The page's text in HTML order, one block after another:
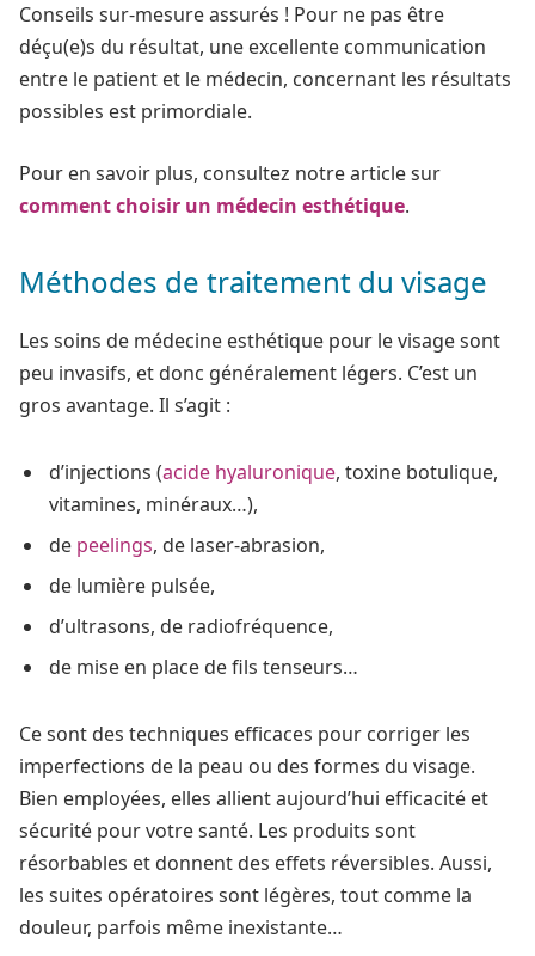
Conseils sur-mesure assurés ! Pour ne pas être
déçu(e)s du résultat, une excellente communication
entre le patient et le médecin, concernant les résultats
possibles est primordiale.
Pour en savoir plus, consultez notre article sur
comment choisir un médecin esthétique.
Méthodes de traitement du visage
Les soins de médecine esthétique pour le visage sont
peu invasifs, et donc généralement légers. C’est un
gros avantage. Il s’agit :
d’injections (acide hyaluronique, toxine botulique,
vitamines, minéraux…),
de peelings, de laser-abrasion,
de lumière pulsée,
d’ultrasons, de radiofréquence,
de mise en place de fils tenseurs…
Ce sont des techniques efficaces pour corriger les
imperfections de la peau ou des formes du visage.
Bien employées, elles allient aujourd’hui efficacité et
sécurité pour votre santé. Les produits sont
résorbables et donnent des effets réversibles. Aussi,
les suites opératoires sont légères, tout comme la
douleur, parfois même inexistante…